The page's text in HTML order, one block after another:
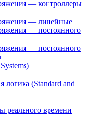
— контроллеры
— линейные
— постоянного
— постоянного
логика (Standard and
реального времени